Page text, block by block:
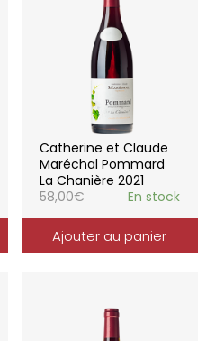
Catherine et Claude
Maréchal Pommard
La Chanière 2021
58,00€ En stock
Ajouter au panier